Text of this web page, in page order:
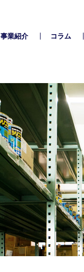
事業紹介 コラム